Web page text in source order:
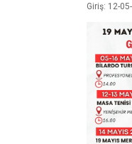
Giriş: 12-